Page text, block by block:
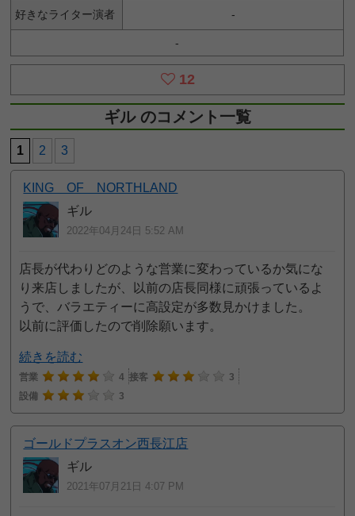
好きなライター演者 -
-
12
ギル のコメント一覧
1 2 3
KING OF NORTHLAND
ギル
2022年04月24日 5:52 AM
店長が代わりどのような営業に変わっているか気にな
り来店しましたが、以前の店長同様に頑張っているよ
うで、バラエティーに高設定が多数見かけました。
以前に評価したので削除願います。
続きを読む
営業 4 接客
3
設備
3
ゴールドプラスオン西長江店
ギル
2021年07月21日 4:07 PM